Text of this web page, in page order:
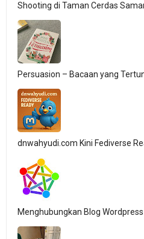
Shooting di Taman Cerdas
Persuasion – Bacaan yang
dnwahyudi.com Kini Fediverse
Menghubungkan Blog